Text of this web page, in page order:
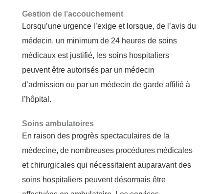
Gestion de l’accouchement
Lorsqu’une urgence l’exige et lorsque, de l’avis du
médecin, un minimum de 24 heures de soins
médicaux est justifié, les soins hospitaliers
peuvent être autorisés par un médecin
d’admission ou par un médecin de garde affilié à
l’hôpital.
Soins ambulatoires
En raison des progrès spectaculaires de la
médecine, de nombreuses procédures médicales
et chirurgicales qui nécessitaient auparavant des
soins hospitaliers peuvent désormais être